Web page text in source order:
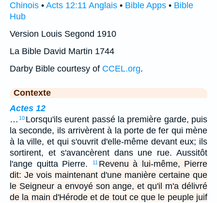
Chinois • Acts 12:11 Anglais • Bible Apps • Bible
Hub
Version Louis Segond 1910
La Bible David Martin 1744
Darby Bible courtesy of CCEL.org.
Contexte
Actes 12
… 10 Lorsqu'ils eurent passé la première garde, puis
la seconde, ils arrivèrent à la porte de fer qui mène
à la ville, et qui s'ouvrit d'elle-même devant eux; ils
sortirent, et s'avancèrent dans une rue. Aussitôt
l'ange quitta Pierre.
11 Revenu à lui-même, Pierre
dit: Je vois maintenant d'une manière certaine que
le Seigneur a envoyé son ange, et qu'il m'a délivré
de la main d'Hérode et de tout ce que le peuple juif